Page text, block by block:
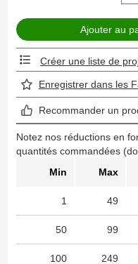
Créer une liste de
Enregistrer dans les
Recommander un
Notez nos réductions en
quantités commandées
Min
Max
1 49
50 99
100 249